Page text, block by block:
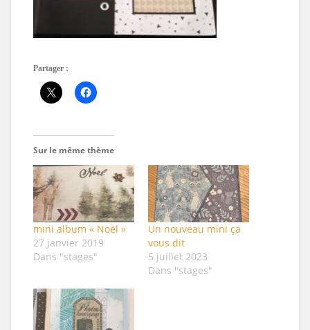
Partager :
Sur le même thème
mini album « Noël »
27 janvier 2019
Dans "stages"
Un nouveau mini ça
vous dit
5 juillet 2023
Dans "stages"